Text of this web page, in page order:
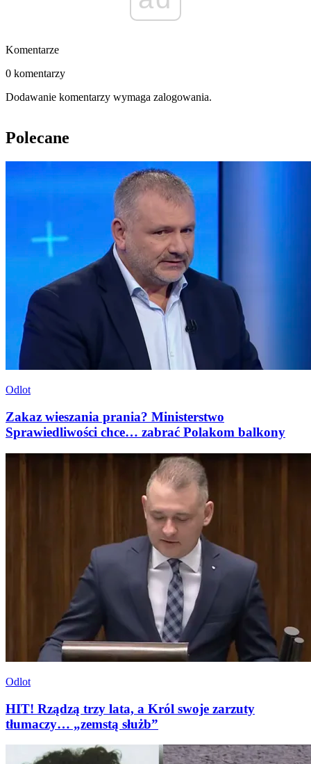
Komentarze
0 komentarzy
Dodawanie komentarzy wymaga zalogowania.
Polecane
Odlot
Zakaz wieszania prania? Ministerstwo
Sprawiedliwości chce… zabrać Polakom balkony
Odlot
HIT! Rządzą trzy lata, a Król swoje zarzuty
tłumaczy… „zemstą służb”